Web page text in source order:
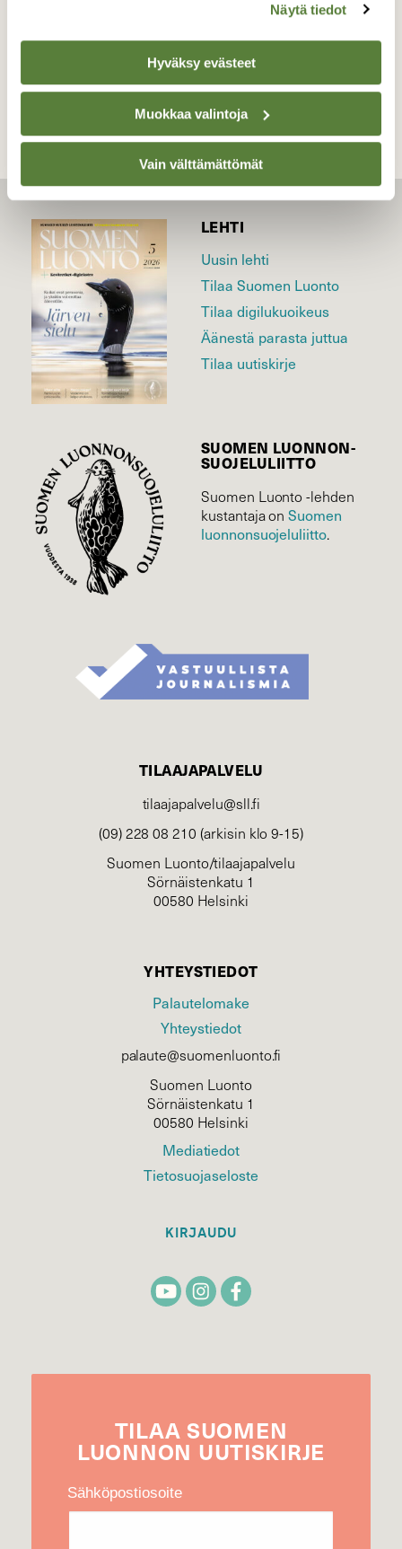
Näytä tiedot
Hyväksy evästeet
Muokkaa valintoja
Vain välttämättömät
TAKAISIN LISTAAN
LEHTI
Uusin lehti
Tilaa Suomen Luonto
Tilaa digilukuoikeus
Äänestä parasta juttua
Tilaa uutiskirje
SUOMEN LUONNON­
SUOJELU­LIITTO
Suomen Luonto -lehden
kustantaja onSuomen
luonnonsuojelu­liitto.
TILAAJAPALVELU
tilaajapalvelu@sll.fi
(09) 228 08 210 (arkisin klo 9-15)
Suomen Luonto/tilaajapalvelu
Sörnäistenkatu 1
00580 Helsinki
YHTEYSTIEDOT
Palautelomake
Yhteystiedot
palaute@suomenluonto.fi
Suomen Luonto
Sörnäistenkatu 1
00580 Helsinki
Mediatiedot
Tietosuojaseloste
KIRJAUDU
TILAA SUOMEN
LUONNON UUTIS­KIRJE
Sähköpostiosoite